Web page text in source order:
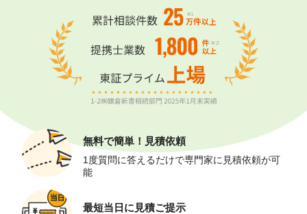
無料で簡単！ 見積依頼
1度質問に答えるだけで専門家に見積依頼が可
能
最短当日に 見積ご提示